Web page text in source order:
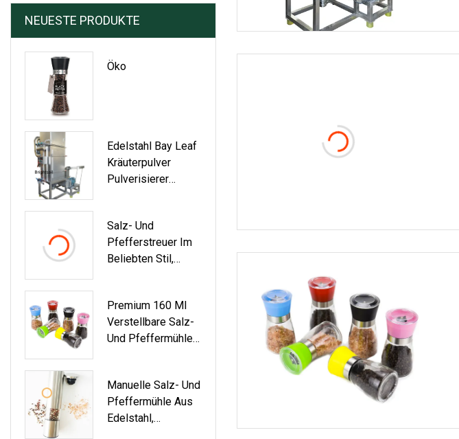
NEUESTE PRODUKTE
Öko
Edelstahl Bay Leaf
Kräuterpulver
Pulverisierer
Salz- Und
Pfefferstreuer Im
Beliebten Stil,
Aus Akazienholz
Mit Edelstahlkopf,
Salz- Und
Pfeffermühle Aus
Holz
Premium 160 Ml
Verstellbare Salz-
Und Pfeffermühle
Manuelle Salz- Und
Pfeffermühle Aus
Edelstahl,